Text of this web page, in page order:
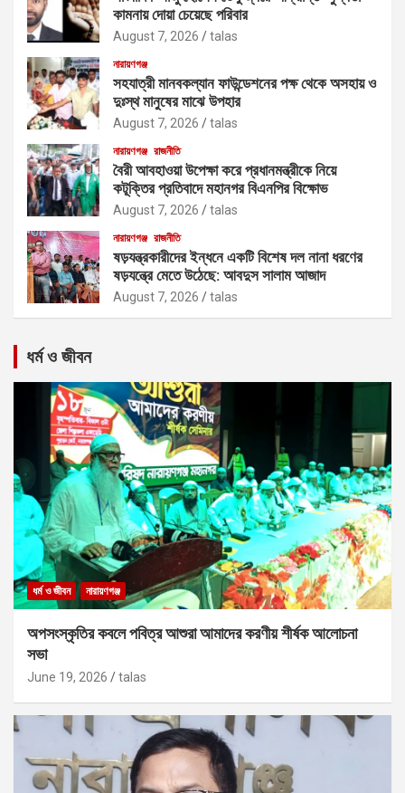
কামনায় দোয়া চেয়েছে পরিবার
August 7, 2026 talas
নারায়ণগঞ্জ
সহযাত্রী মানবকল্যান ফাউন্ডেশনের পক্ষ থেকে অসহায় ও
দুঃস্থ মানুষের মাঝে উপহার
August 7, 2026 talas
নারায়ণগঞ্জ রাজনীতি
বৈরী আবহাওয়া উপেক্ষা করে প্রধানমন্ত্রীকে নিয়ে
কটূক্তির প্রতিবাদে মহানগর বিএনপির বিক্ষোভ
August 7, 2026 talas
নারায়ণগঞ্জ রাজনীতি
ষড়যন্ত্রকারীদের ইন্ধনে একটি বিশেষ দল নানা ধরণের
ষড়যন্ত্রে মেতে উঠেছে: আবদুস সালাম আজাদ
August 7, 2026 talas
ধর্ম ও জীবন
ধর্ম ও জীবন নারায়ণগঞ্জ
অপসংস্কৃতির কবলে পবিত্র আশুরা আমাদের করণীয় শীর্ষক আলোচনা
সভা
June 19, 2026 talas